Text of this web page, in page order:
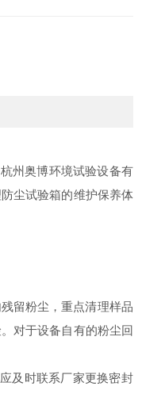
杭州奥博环境试验设备有
尘试验箱的维护保养体
留粉尘，重点清理样品
对于设备自有的粉尘回
及时联系厂家更换密封